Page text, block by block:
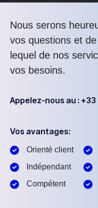
Nous serons
vos questions et
lequel de nos
vos besoins.
Appelez-nous au : +33
Vos avantages:
Orienté client
Indépendant
Compétent